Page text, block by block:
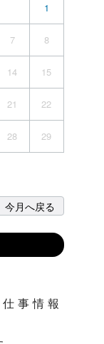
1
7 8
14 15
21 22
28 29
今月へ戻る
事 情 報